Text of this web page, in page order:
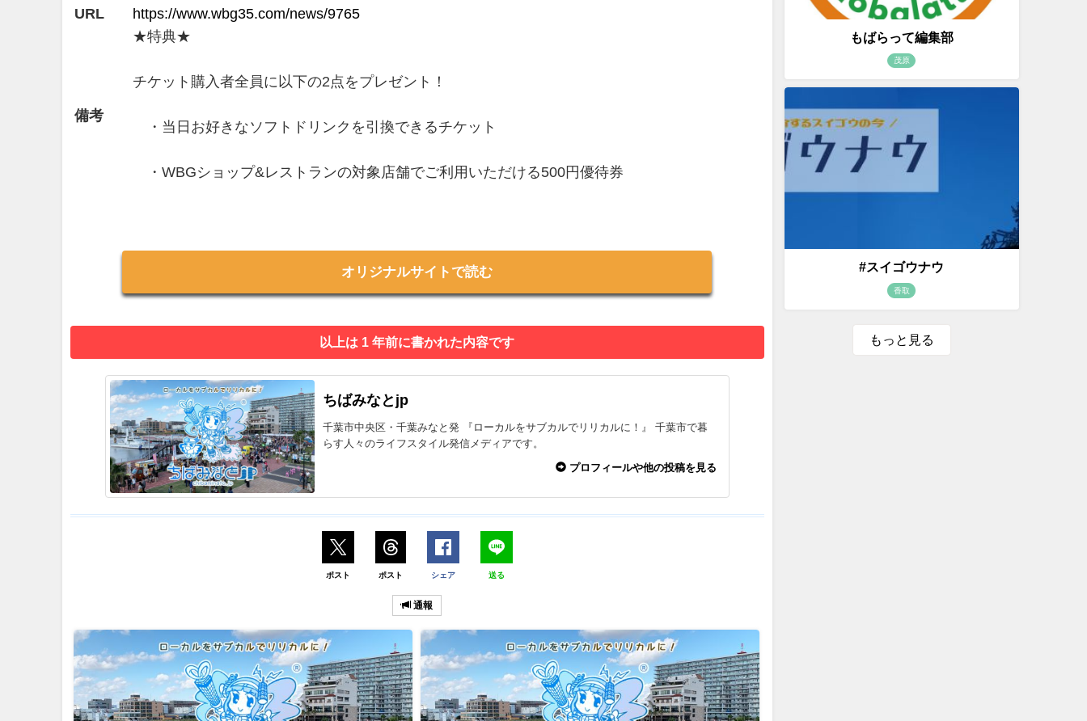
URL https://www.wbg35.com/news/9765
備考
★特典★
チケット購入者全員に以下の2点をプレゼント！
・当日お好きなソフトドリンクを引換できるチケット
・WBGショップ&レストランの対象店舗でご利用いただける500円優待券
オリジナルサイトで読む
以上は 1 年前に書かれた内容です
ちばみなとjp
千葉市中央区・千葉みなと発 『ローカルをサブカルでリリカルに！』 千葉市で暮
らす人々のライフスタイル発信メディアです。
プロフィールや他の投稿を見る
ポスト ポスト シェア 送る
通報
もばらって編集部
茂原
#スイゴウナウ
香取
もっと見る